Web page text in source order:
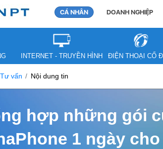
CÁ NHÂN DOANH NGHIỆP
INTERNET - TRUYỀN HÌNH ĐIỆN THOẠI CỐ
Tư vấn Nội dung tin
hợp những gói
1 ngày